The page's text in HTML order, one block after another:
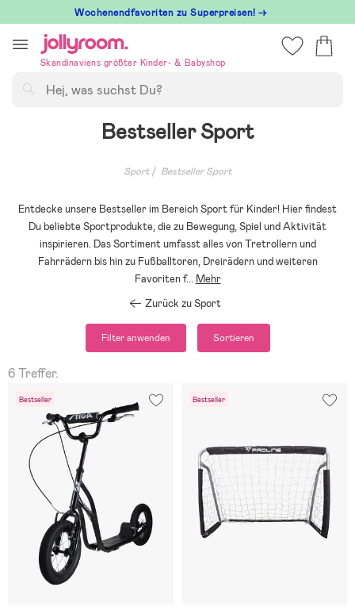
till
innehållet
Wochenendfavoriten zu Superpreisen! →
Skandinaviens größter Kinder- & Babyshop
Bestseller Sport
Sport Bestseller Sport
Entdecke unsere Bestseller im Bereich Sport für Kinder! Hier findest
Du beliebte Sportprodukte, die zu Bewegung, Spiel und Aktivität
inspirieren. Das Sortiment umfasst alles von Tretrollern und
Fahrrädern bis hin zu Fußballtoren, Dreirädern und weiteren
Favoriten f... Mehr
Zurück zu Sport
Filter anwenden Sortieren
6 Treffer.
Bestseller Bestseller